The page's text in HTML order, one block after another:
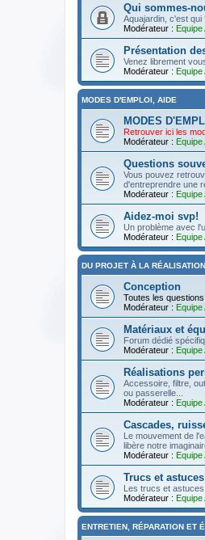
Qui sommes-
Aquajardin, c'est qui
Modérateur : Equipe
Présentation
Venez librement
Modérateur : Equipe
MODES D'EMPLOI, AIDE
MODES
Retrouver ici les
Modérateur : Equipe
Questions
Vous pouvez
d'entreprendre une
Modérateur : Equipe
Aidez-moi svp!
Un problème avec
Modérateur : Equipe
DU PROJET À LA RÉALISATION
Conception
Toutes les
Modérateur : Equipe
Matériaux et
Forum dédié
Modérateur : Equipe
Réalisations
Accessoire, filtre,
ou passerelle...
Modérateur : Equipe
Cascades,
Le mouvement de
libère notre
Modérateur : Equipe
Trucs et astuces
Les trucs et astuces
Modérateur : Equipe
ENTRETIEN, RÉPARATION ET